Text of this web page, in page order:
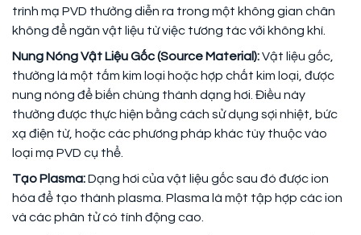
trình mạ PVD thường diễn ra trong một không gian chân
không để ngăn vật liệu từ việc tương tác với không khí.
Nung Nóng Vật Liệu Gốc (Source Material):Vật liệu gốc,
thường là một tấm kim loại hoặc hợp chất kim loại, được
nung nóng để biến chúng thành dạng hơi. Điều này
thường được thực hiện bằng cách sử dụng sợi nhiệt, bức
xạ điện từ, hoặc các phương pháp khác tùy thuộc vào
loại mạ PVD cụ thể.
Tạo Plasma:Dạng hơi của vật liệu gốc sau đó được ion
hóa để tạo thành plasma. Plasma là một tập hợp các ion
và các phân tử có tính động cao.